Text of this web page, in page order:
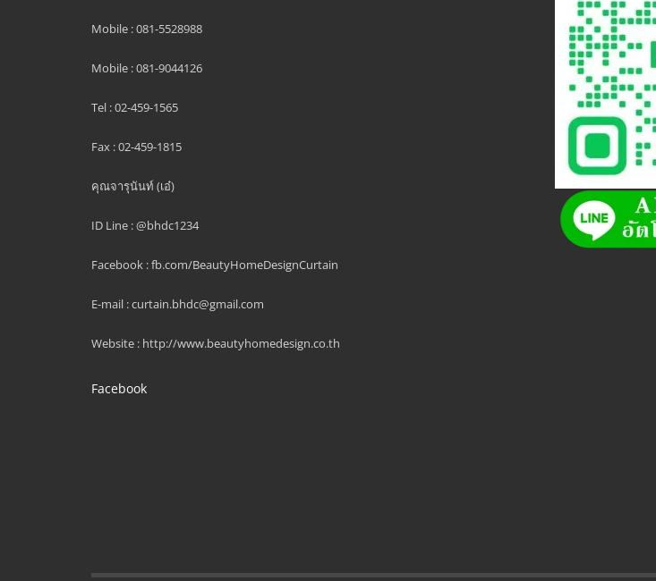
Mobile : 081-5528988
Mobile : 081-9044126
Tel : 02-459-1565
Fax : 02-459-1815
คุณจารุนันท์ (เอ๋)
ID Line : @bhdc1234
Facebook : fb.com/BeautyHomeDesignCurtain
E-mail : curtain.bhdc@gmail.com
Website : http://www.beautyhomedesign.co.th
Facebook